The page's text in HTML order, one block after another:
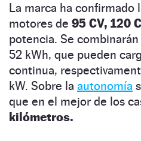
La marca ha confirmado
motores de 95 CV, 120
potencia. Se
52 kWh, que pueden
continua,
kW. Sobre la autonomía
que en el mejor de los
kilómetros.